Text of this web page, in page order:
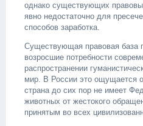
однако существующих
явно недостаточно для
способов заработка.
Существующая правовая база
возросшие потребности
распространении
мир. В России это ощущается
страна до сих пор не имеет
животных от жестокого
принятым во всех